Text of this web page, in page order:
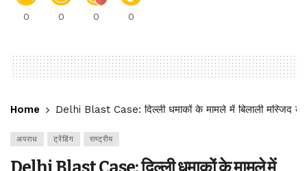
0 0 0 0
Home Delhi Blast Case: दिल्ली धमाकों के मामले में बिलाली मस्जिद
अपराध ट्रेंडिंग राष्ट्रीय